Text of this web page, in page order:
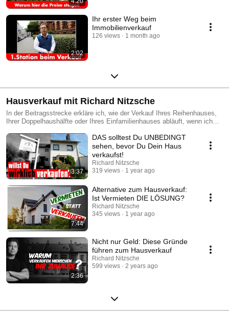
2:02
Ihr erster Weg beim
Immobilienverkauf
126 views 1 month ago
Hausverkauf mit Richard Nitzsche
In der Beitragsstrecke erkläre ich, wie der Verkauf Ihres Reihenhauses,
Ihrer Doppelhaushälfte oder Ihres Einfamilienhauses abläuft, wenn ich
3:37
DAS solltest Du UNBEDINGT
sehen, bevor Du Dein Haus
verkaufst!
Richard Nitzsche
319 views
1 year ago
7:44
Alternative zum Hausverkauf:
Ist Vermieten DIE LÖSUNG?
Richard Nitzsche
345 views
1 year ago
2:36
Nicht nur Geld: Diese Gründe
führen zum Hausverkauf
Richard Nitzsche
599 views
2 years ago